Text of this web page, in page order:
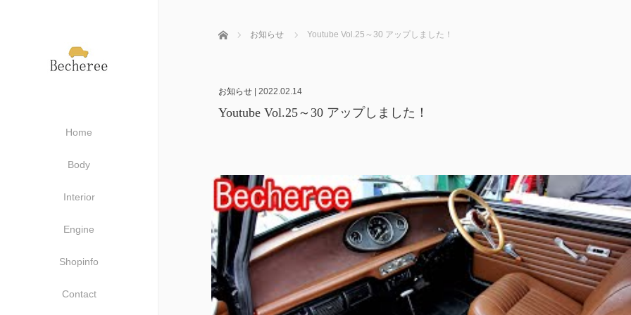
Home
Body
Interior
Engine
Shopinfo
Contact
ホーム お知らせ Youtube Vol.25～30 アップしました！
お知らせ| 2022.02.14
Youtube Vol.25～30 アップしました！